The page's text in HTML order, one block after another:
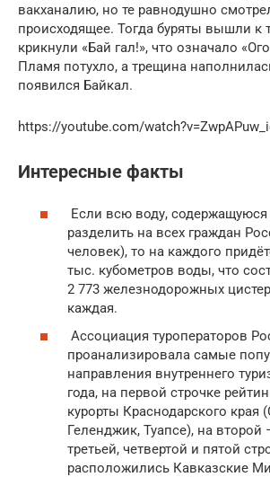
вакханалию, но те равнодушно
происходящее. Тогда буряты вышли к
крикнули «Бай гал!», что означало
Пламя потухло, а трещина
появился Байкал.
https://youtube.com/
Интересные факты
Если всю воду, содержащуюся
разделить на всех граждан
человек), то на каждого
тыс. кубометров воды, что
2 773 железнодорожных
каждая.
Ассоциация туроператоров
проанализировала самые
направления внутреннего
года, на первой строчке
курорты Краснодарского края
Геленджик, Туапсе), на
третьей, четвертой и пятой
расположились Кавказские